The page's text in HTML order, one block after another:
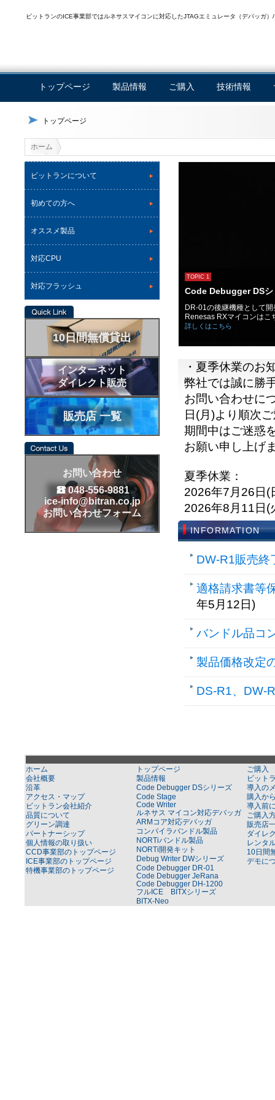
ビットランのICE事業部ではルネサスマイコンに対応したJTAGエミュレータ（デバッガ
トップページ 製品情報 ご購入 技術情報
トップページ
ホーム
ビットランについて
初めての方へ
オススメ製品
対応CPU
対応フラッシュ
10日間無償貸出
インターネット
ダイレクト販売
販売店 一覧
お問い合わせ
048-556-9881
ice-info@bitran.co.jp
お問い合わせフォーム
TOPIC 1
Code Debugger DSシ
DR-01の後継機種として
Renesas RXマイコンはこ
詳しくはこちら
・夏季休業のお
弊社では誠に勝
お問い合わせに
日(月)より順次
期間中はご迷惑
お願い申し上げ
夏季休業：
2026年7月26日(
2026年8月11日(
INFORMATION
DW-R1販売終
適格請求書等
年5月12日)
バンドル品コ
製品価格改定
DS-R1、DW-
ホーム
会社概要
沿革
アクセス・マップ
ビットラン会社紹介
品質について
グリーン調達
パートナーシップ
個人情報の取り扱い
CCD事業部のトップページ
ICE事業部のトップページ
特機事業部のトップページ
トップページ
製品情報
Code Debugger DSシリーズ
Code Stage
Code Writer
ルネサス マイコン対応デバッガ
ARMコア対応デバッガ
コンパイラバンドル製品
NORTiバンドル製品
NORTi開発キット
Debug Writer DWシリーズ
Code Debugger DR-01
Code Debugger JeRana
Code Debugger DH-1200
フルICE BITXシリーズ
BITX-Neo
ご購入
ビット
導入の
購入か
導入前
ご購入
販売店
ダイレ
レンタ
10日間
デモに